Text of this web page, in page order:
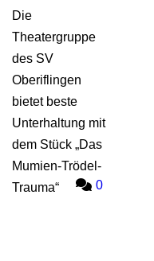
Die
Theatergruppe
des SV
Oberiflingen
bietet beste
Unterhaltung mit
dem Stück „Das
Mumien-Trödel-
Trauma“
0